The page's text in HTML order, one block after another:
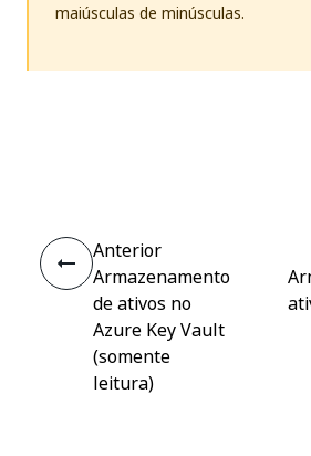
maiúsculas de minúsculas.
Anterior
Armazenamento
de ativos no
Azure Key Vault
(somente
leitura)